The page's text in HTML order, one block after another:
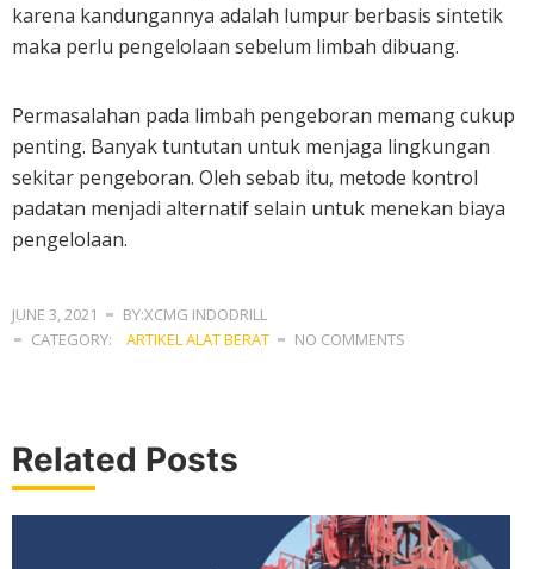
karena kandungannya adalah lumpur berbasis sintetik
maka perlu pengelolaan sebelum limbah dibuang.
Permasalahan pada limbah pengeboran memang cukup
penting. Banyak tuntutan untuk menjaga lingkungan
sekitar pengeboran. Oleh sebab itu, metode kontrol
padatan menjadi alternatif selain untuk menekan biaya
pengelolaan.
JUNE 3, 2021
BY:XCMG INDODRILL
CATEGORY:
ARTIKEL ALAT BERAT NO COMMENTS
Related Posts